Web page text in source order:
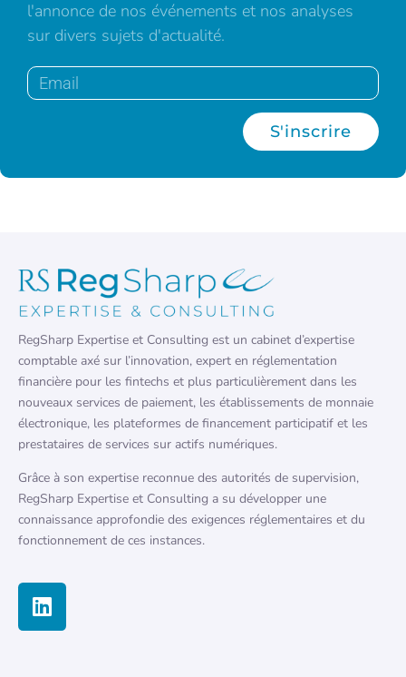
l'annonce de nos événements et nos analyses
sur divers sujets d'actualité.
S'inscrire
RegSharp Expertise et Consulting est un cabinet d’expertise
comptable axé sur l’innovation, expert en réglementation
financière pour les fintechs et plus particulièrement dans les
nouveaux services de paiement, les établissements de monnaie
électronique, les plateformes de financement participatif et les
prestataires de services sur actifs numériques.
Grâce à son expertise reconnue des autorités de supervision,
RegSharp Expertise et Consulting a su développer une
connaissance approfondie des exigences réglementaires et du
fonctionnement de ces instances.